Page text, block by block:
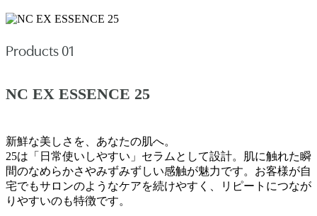
Products 01
NC EX ESSENCE 25
新鮮な美しさを、あなたの肌へ。
25は「日常使いしやすい」セラムとして設計。肌に触れた瞬
間のなめらかさやみずみずしい感触が魅力です。お客様が自
宅でもサロンのようなケアを続けやすく、リピートにつなが
りやすいのも特徴です。